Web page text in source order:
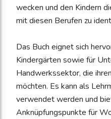
wecken und den Kindern
mit diesen Berufen zu
Das Buch eignet sich
Kindergärten sowie für
Handwerkssektor, die
möchten. Es kann als
verwendet werden und
Anknüpfungspunkte für